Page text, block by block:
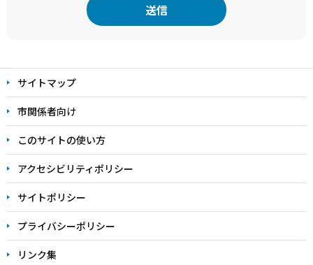
文
こ
こ
ま
で
サイトマップ
市関係者向け
このサイトの使い方
アクセシビリティポリシー
サイトポリシー
プライバシーポリシー
リンク集